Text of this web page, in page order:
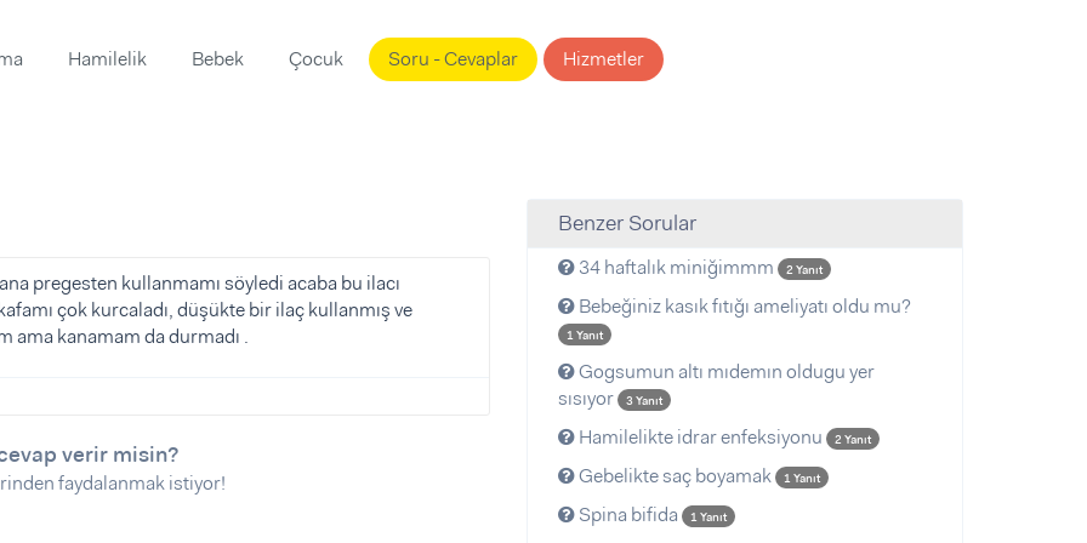
Hamilelik Bebek Çocuk Soru - Cevaplar Hizmetler
pregesten kullanmamı söyledi acaba bu ilacı
çok kurcaladı, düşükte bir ilaç kullanmış ve
ama kanamam da durmadı .
verir misin?
faydalanmak istiyor!
Benzer Sorular
34 haftalık miniğimmm 2 Yanıt
Bebeğiniz kasık fıtığı ameliyatı oldu mu?
1 Yanıt
Gogsumun altı mıdemın oldugu yer
sısıyor
3 Yanıt
Hamilelikte idrar enfeksiyonu 2 Yanıt
Gebelikte saç boyamak 1 Yanıt
Spina bifida 1 Yanıt